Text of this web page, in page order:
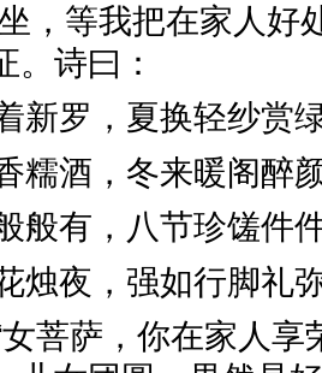
，等我把在家人好
证。诗曰：
着新罗，夏换轻
香糯酒，冬来暖
般般有，八节珍
烛夜，强如行脚
女菩萨，你在家人